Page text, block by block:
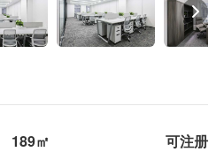
189㎡ 可注册